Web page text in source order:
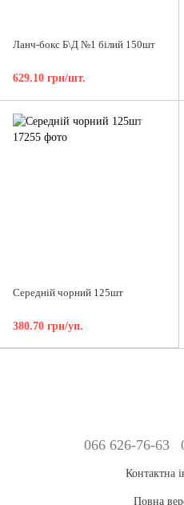
Ланч-бокс Б\Д №1 білий 150шт
629.10 грн/шт.
Середній чорний 125шт
380.70 грн/уп.
066 626-76-63
Контактна
Повна